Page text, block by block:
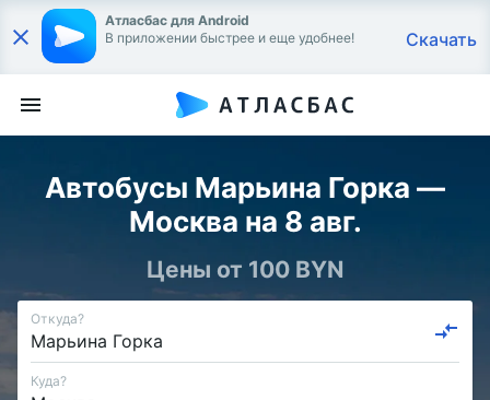
Атласбас для Android
В приложении быстрее и еще удобнее!
Скачать
Автобусы Марьина Горка —
Москва на 8 авг.
Цены от 100 BYN
Откуда?
Куда?